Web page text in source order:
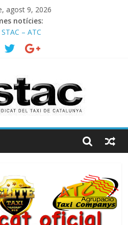
agost 9, 2026
notícies:
22.07.2026 en COOLTURA FM.
– ATC
reunión con los Mossos d
29.07.2026 en COOLTURA FM.
TÈCNICA PARA MEJORAR LA